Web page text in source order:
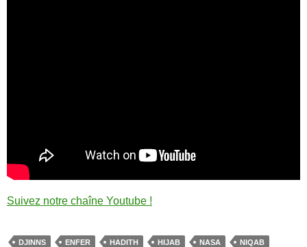
Suivez notre chaîne Youtube !
DJINNS ENFER HADITH HIJAB NASA
NIQAB